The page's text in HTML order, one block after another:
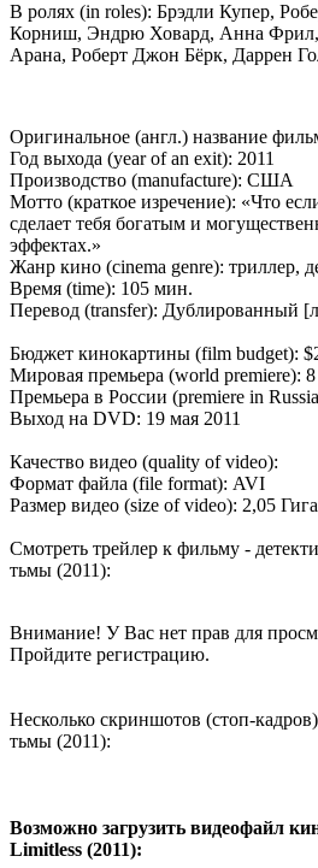
В ролях (in roles): Брэдли Купер,
Корниш, Эндрю Ховард, Анна
Арана, Роберт Джон Бёрк, Даррен
Оригинальное (англ.) название
Год выхода (year of an exit): 2011
Производство (manufacture): США
Мотто (краткое изречение): «Что
сделает тебя богатым и
эффектах.»
Жанр кино (cinema genre): триллер,
Время (time): 105 мин.
Перевод (transfer): Дублированный
Бюджет кинокартины (film budget):
Мировая премьера (world premiere): 8
Премьера в России (premiere in
Выход на DVD: 19 мая 2011
Качество видео (quality of video):
Формат файла (file format): AVI
Размер видео (size of video): 2,05
Смотреть трейлер к фильму -
тьмы (2011):
Внимание! У Вас нет прав для
Пройдите регистрацию.
Несколько скриншотов (стоп-
тьмы (2011):
Возможно загрузить видеофайл
Limitless (2011):